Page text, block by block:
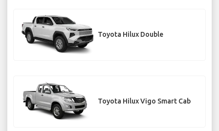
Toyota Hilux Double
Toyota Hilux Vigo Smart Cab